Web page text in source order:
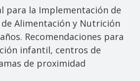
para la Implementación de
de Alimentación y Nutrición
Recomendaciones para
infantil, centros de
de proximidad